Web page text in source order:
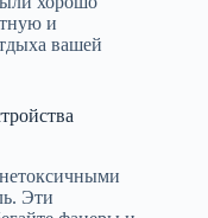
и
вашей
Эти